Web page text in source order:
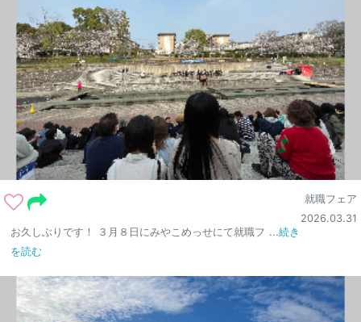
就職フェア
2026.03.31
お久しぶりです！ ３月８日にみやこめっせにて就職フ ...続き
を読む